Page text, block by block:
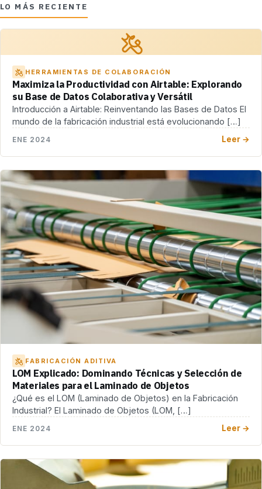
LO MÁS RECIENTE
HERRAMIENTAS DE COLABORACIÓN
Maximiza la Productividad con Airtable: Explorando
su Base de Datos Colaborativa y Versátil
Introducción a Airtable: Reinventando las Bases de Datos El
mundo de la fabricación industrial está evolucionando […]
ENE 2024 Leer →
FABRICACIÓN ADITIVA
LOM Explicado: Dominando Técnicas y Selección de
Materiales para el Laminado de Objetos
¿Qué es el LOM (Laminado de Objetos) en la Fabricación
Industrial? El Laminado de Objetos (LOM, […]
ENE 2024 Leer →